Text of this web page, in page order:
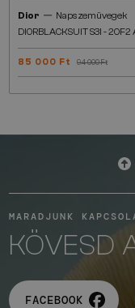
Dior — Napszemüvegek
DIORBLACKSUIT S3I - 20F2
85 000 Ft 94 000 Ft
MARADJUNK
KÖVESD
FACEBOOK